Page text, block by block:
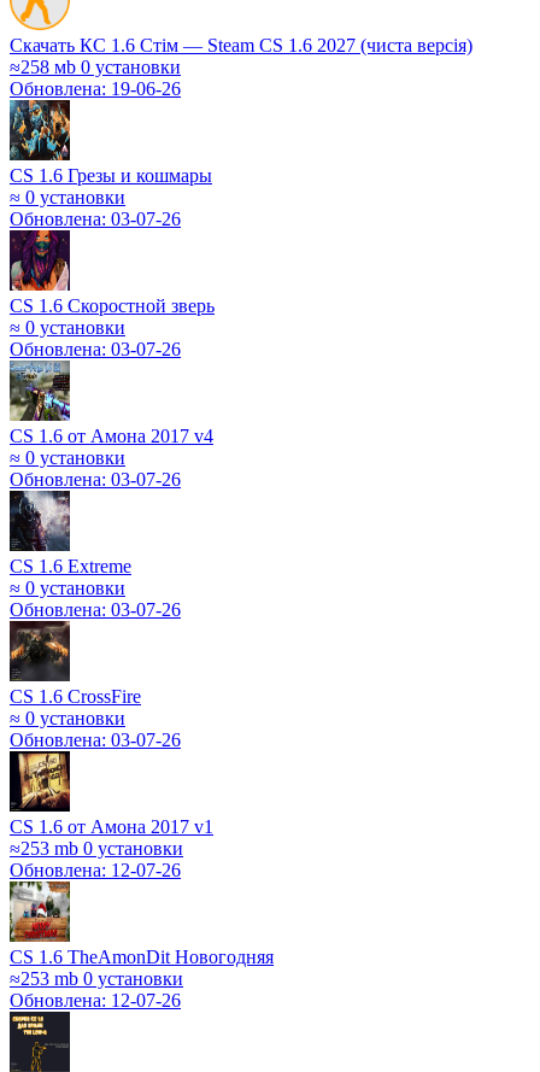
Скачать КС 1.6 Стім — Steam CS 1.6 2027 (чиста версія)
≈258 мb 0 установки
Обновлена: 19-06-26
CS 1.6 Грезы и кошмары
≈ 0 установки
Обновлена: 03-07-26
CS 1.6 Скоростной зверь
≈ 0 установки
Обновлена: 03-07-26
CS 1.6 от Амона 2017 v4
≈ 0 установки
Обновлена: 03-07-26
CS 1.6 Extreme
≈ 0 установки
Обновлена: 03-07-26
CS 1.6 CrossFire
≈ 0 установки
Обновлена: 03-07-26
CS 1.6 от Амона 2017 v1
≈253 mb 0 установки
Обновлена: 12-07-26
CS 1.6 TheAmonDit Новогодняя
≈253 mb 0 установки
Обновлена: 12-07-26